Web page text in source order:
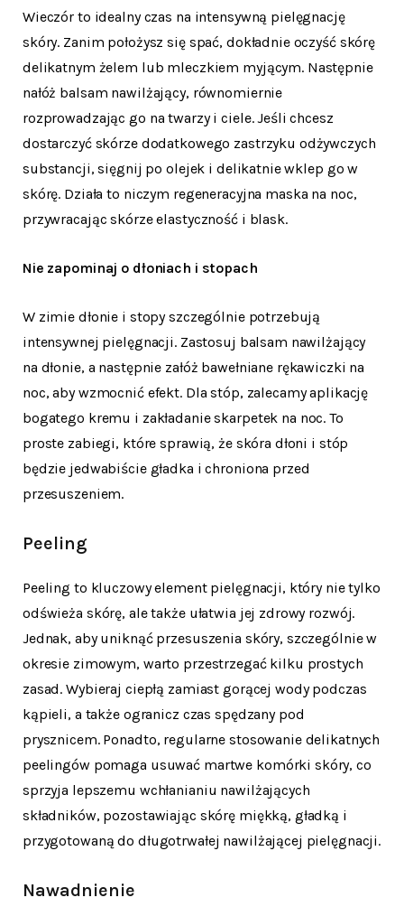
Wieczór to idealny czas na intensywną pielęgnację
skóry. Zanim położysz się spać, dokładnie oczyść skórę
delikatnym żelem lub mleczkiem myjącym. Następnie
nałóż balsam nawilżający, równomiernie
rozprowadzając go na twarzy i ciele. Jeśli chcesz
dostarczyć skórze dodatkowego zastrzyku odżywczych
substancji, sięgnij po olejek i delikatnie wklep go w
skórę. Działa to niczym regeneracyjna maska na noc,
przywracając skórze elastyczność i blask.
Nie zapominaj o dłoniach i stopach
W zimie dłonie i stopy szczególnie potrzebują
intensywnej pielęgnacji. Zastosuj balsam nawilżający
na dłonie, a następnie załóż bawełniane rękawiczki na
noc, aby wzmocnić efekt. Dla stóp, zalecamy aplikację
bogatego kremu i zakładanie skarpetek na noc. To
proste zabiegi, które sprawią, że skóra dłoni i stóp
będzie jedwabiście gładka i chroniona przed
przesuszeniem.
Peeling
Peeling to kluczowy element pielęgnacji, który nie tylko
odświeża skórę, ale także ułatwia jej zdrowy rozwój.
Jednak, aby uniknąć przesuszenia skóry, szczególnie w
okresie zimowym, warto przestrzegać kilku prostych
zasad. Wybieraj ciepłą zamiast gorącej wody podczas
kąpieli, a także ogranicz czas spędzany pod
prysznicem. Ponadto, regularne stosowanie delikatnych
peelingów pomaga usuwać martwe komórki skóry, co
sprzyja lepszemu wchłanianiu nawilżających
składników, pozostawiając skórę miękką, gładką i
przygotowaną do długotrwałej nawilżającej pielęgnacji.
Nawadnienie